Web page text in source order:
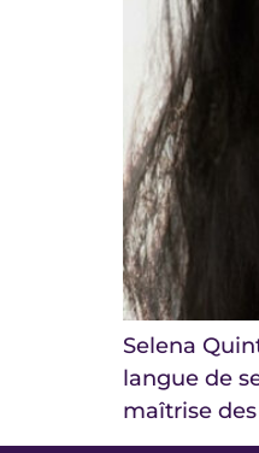
Selena
langue de
maîtrise